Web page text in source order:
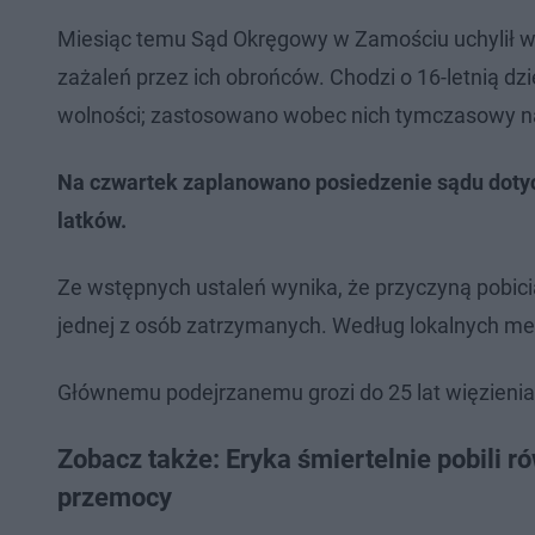
Miesiąc temu Sąd Okręgowy w Zamościu uchylił
zażaleń przez ich obrońców. Chodzi o 16-letnią
wolności; zastosowano wobec nich tymczasowy
Na czwartek zaplanowano posiedzenie sądu
latków.
Ze wstępnych ustaleń wynika, że przyczyną
jednej z osób zatrzymanych. Według lokalnych
Głównemu podejrzanemu grozi do 25 lat
Zobacz także: Eryka śmiertelnie pobili
przemocy